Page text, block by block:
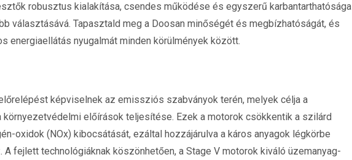
robusztus kialakítása, csendes működése és egyszerű karbantarthatósága
választásává. Tapasztald meg a Doosan minőségét és megbízhatóságát, és
energiaellátás nyugalmát minden körülmények között.
képviselnek az emissziós szabványok terén, melyek célja a
környezetvédelmi előírások teljesítése. Ezek a motorok csökkentik a szilárd
oxidok (NOx) kibocsátását, ezáltal hozzájárulva a káros anyagok légkörbe
A fejlett technológiáknak köszönhetően, a Stage V motorok kiváló üzemanyag-